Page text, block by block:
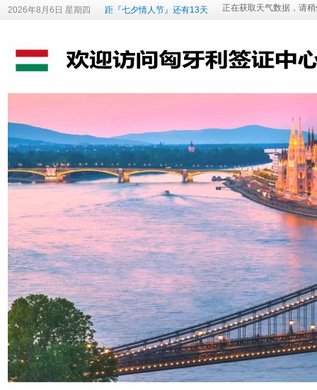
2026年8月6日 星期四 距『七夕情人节』还有13天